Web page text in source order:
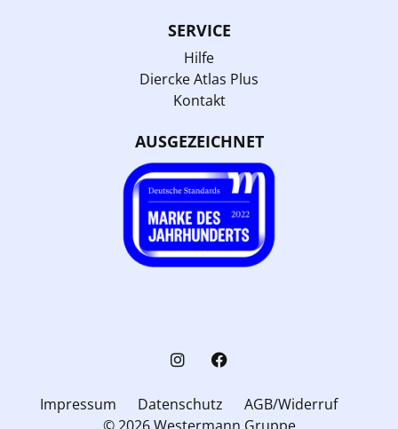
SERVICE
Hilfe
Diercke Atlas Plus
Kontakt
AUSGEZEICHNET
Impressum Datenschutz
AGB/Widerruf